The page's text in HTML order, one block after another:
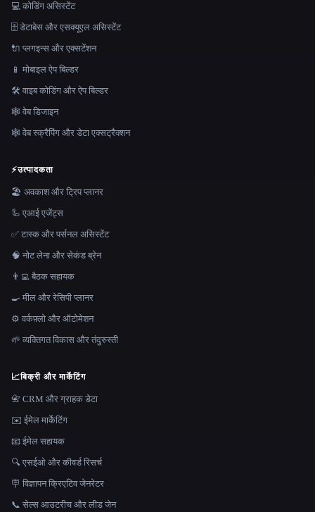
💻 कोडिंग असिस्टेंट
🗄️ डेटाबेस और एसक्यूएल असिस्टेंट
🔌 प्लगइन्स और एक्सटेंशन
📱 मोबाइल ऐप बिल्डर
🛠️ वाइब कोडिंग और ऐप बिल्डर
🕸 वेब डिजाइन
🕸️ वेब स्क्रैपिंग और डेटा एक्सट्रैक्शन
⚡उत्पादकता
🏖 अवकाश और ट्रिप प्लानर
🦾 एआई एजेंट्स
✅ टास्क और पर्सनल असिस्टेंट
🧠 नोट लेना और सेकंड ब्रेन
👨‍💻 बैठक सहायक
🍳 मील और रेसिपी प्लानर
⚙️ वर्कफ़्लो और ऑटोमेशन
🌱 व्यक्तिगत विकास और तंदुरुस्ती
📈बिक्री और मार्केटिंग
📇 CRM और ग्राहक डेटा
✉️ ईमेल मार्केटिंग
📧 ईमेल सहायक
🔍 एसईओ और कीवर्ड रिसर्च
🪧 विज्ञापन क्रिएटिव जेनरेटर
📞 सेल्स आउटरीच और लीड जेन